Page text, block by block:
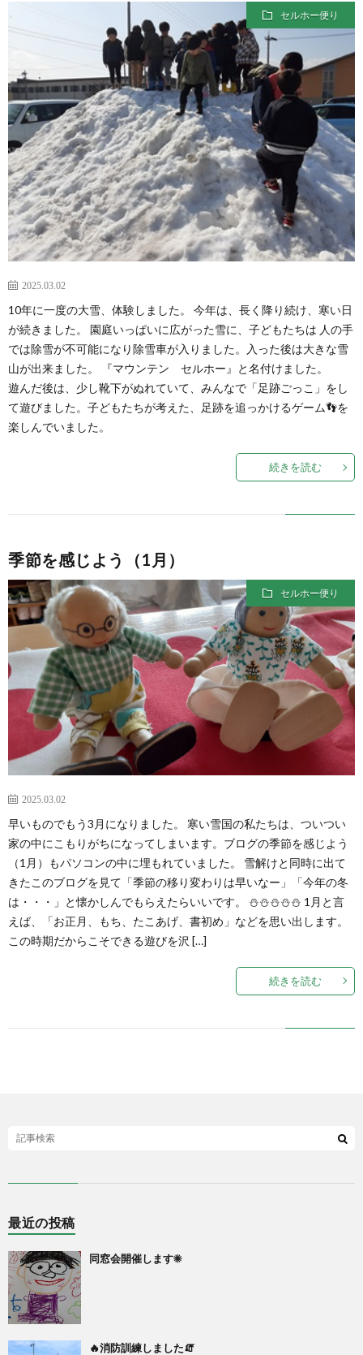
セルホー便り
2025.03.02
10年に一度の大雪、体験しました。 今年は、長く降り続け、寒い日
が続きました。 園庭いっぱいに広がった雪に、子どもたちは 人の手
では除雪が不可能になり除雪車が入りました。入った後は大きな雪
山が出来ました。 『マウンテン セルホー』と名付けました。
遊んだ後は、少し靴下がぬれていて、みんなで「足跡ごっこ」をし
て遊びました。子どもたちが考えた、足跡を追っかけるゲーム👣を
楽しんでいました。
続きを読む
季節を感じよう（1月）
セルホー便り
2025.03.02
早いものでもう3月になりました。 寒い雪国の私たちは、ついつい
家の中にこもりがちになってしまいます。ブログの季節を感じよう
（1月）もパソコンの中に埋もれていました。 雪解けと同時に出て
きたこのブログを見て「季節の移り変わりは早いなー」「今年の冬
は・・・」と懐かしんでもらえたらいいです。 ⛄⛄⛄⛄⛄ 1月と言
えば、「お正月、もち、たこあげ、書初め」などを思い出します。
この時期だからこそできる遊びを沢 […]
続きを読む
最近の投稿
同窓会開催します☀
🔥消防訓練しました🧯